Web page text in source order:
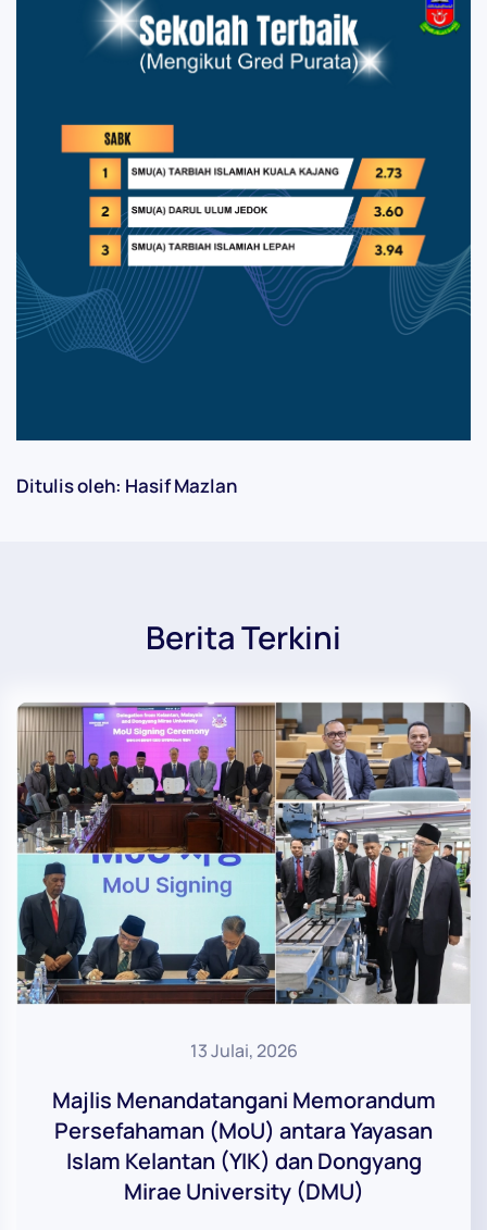
Ditulis oleh: Hasif Mazlan
Berita Terkini
13 Julai, 2026
Majlis Menandatangani Memorandum
Persefahaman (MoU) antara Yayasan
Islam Kelantan (YIK) dan Dongyang
Mirae University (DMU)